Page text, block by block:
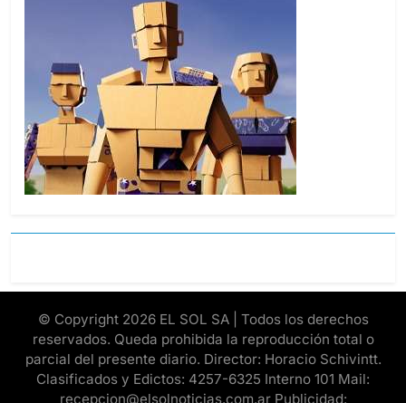
© Copyright 2026 EL SOL SA | Todos los derechos
reservados. Queda prohibida la reproducción total o
parcial del presente diario. Director: Horacio Schivintt.
Clasificados y Edictos: 4257-6325 Interno 101 Mail:
recepcion@elsolnoticias.com.ar Publicidad: